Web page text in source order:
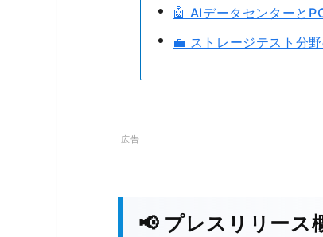
🤖 AIデータセンターと
💼 ストレージテスト分
📢 プレスリリー